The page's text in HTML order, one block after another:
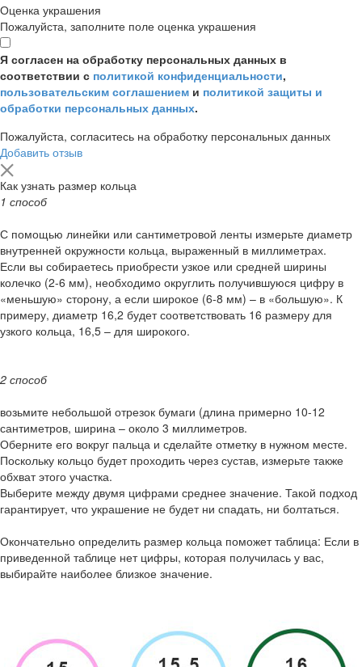
Оценка украшения
Пожалуйста, заполните поле оценка украшения
Я согласен на обработку персональных данных в
соответствии с политикой конфиденциальности,
пользовательским соглашением и политикой защиты и
обработки персональных данных.
Пожалуйста, согласитесь на обработку персональных данных
Добавить отзыв
Как узнать размер кольца
1 способ
С помощью линейки или сантиметровой ленты измерьте диаметр
внутренней окружности кольца, выраженный в миллиметрах.
Если вы собираетесь приобрести узкое или средней ширины
колечко (2-6 мм), необходимо округлить получившуюся цифру в
«меньшую» сторону, а если широкое (6-8 мм) – в «большую». К
примеру, диаметр 16,2 будет соответствовать 16 размеру для
узкого кольца, 16,5 – для широкого.
2 способ
возьмите небольшой отрезок бумаги (длина примерно 10-12
сантиметров, ширина – около 3 миллиметров.
Оберните его вокруг пальца и сделайте отметку в нужном месте.
Поскольку кольцо будет проходить через сустав, измерьте также
обхват этого участка.
Выберите между двумя цифрами среднее значение. Такой подход
гарантирует, что украшение не будет ни спадать, ни болтаться.
Окончательно определить размер кольца поможет таблица: Если в
приведенной таблице нет цифры, которая получилась у вас,
выбирайте наиболее близкое значение.